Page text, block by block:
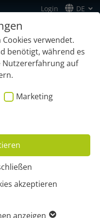
verwendet.
benötigt, während es
Nutzererfahrung auf
Marketing
akzeptieren
anzeigen
Login DE